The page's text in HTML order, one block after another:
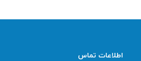
اطلاعات تماس